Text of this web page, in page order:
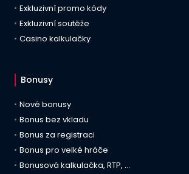
Exkluzivní promo kódy
Exkluzivní soutěže
Casino kalkulačky
Bonusy
Nové bonusy
Bonus bez vkladu
Bonus za registraci
Bonus pro velké hráče
Bonusová kalkulačka, RTP, …